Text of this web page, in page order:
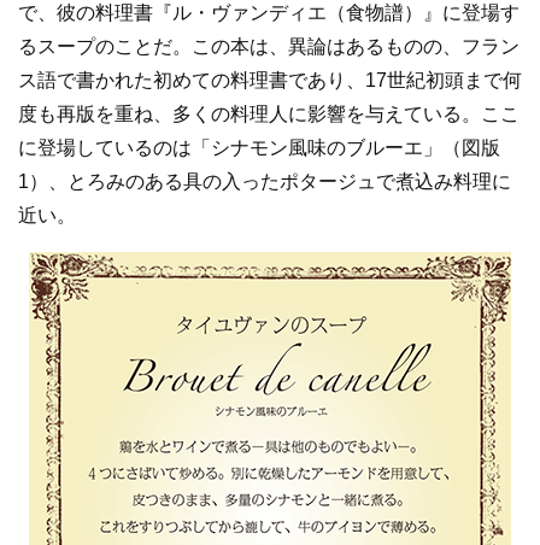
で、彼の料理書『ル・ヴァンディエ（食物譜）』に登場す
るスープのことだ。この本は、異論はあるものの、フラン
ス語で書かれた初めての料理書であり、17世紀初頭まで何
度も再版を重ね、多くの料理人に影響を与えている。ここ
に登場しているのは「シナモン風味のブルーエ」（図版
1）、とろみのある具の入ったポタージュで煮込み料理に
近い。